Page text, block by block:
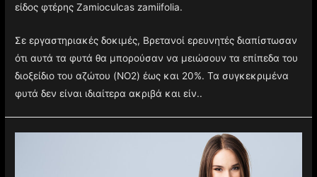
είδος φτέρης Zamioculcas zamiifolia.
Σε εργαστηριακές δοκιμές, Βρετανοί ερευνητές διαπίστωσαν
ότι αυτά τα φυτά θα μπορούσαν να μειώσουν τα επίπεδα του
διοξείδιο του αζώτου (NO2) έως και 20%. Τα συγκεκριμένα
φυτά δεν είναι ιδιαίτερα ακριβά και είν..